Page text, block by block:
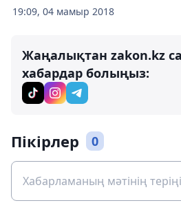
19:09, 04 мамыр 2018
Жаңалықтан zakon.kz
хабардар болыңыз:
Пікірлер 0